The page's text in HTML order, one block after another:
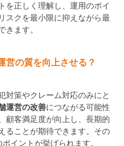
を正しく理解し、運用のポイ
スクを最小限に抑えながら最
きます。
営の質を向上させる？
対策やクレーム対応のみにと
運営の改善につながる可能性
顧客満足度が向上し、長期的
ることが期待できます。その
イントが挙げられます。